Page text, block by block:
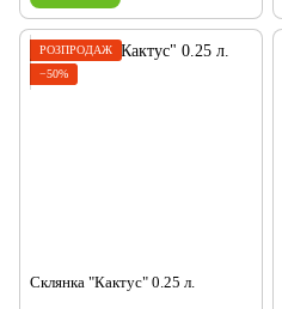
РОЗПРОДАЖ
−50%
Склянка "Кактус" 0.25 л.